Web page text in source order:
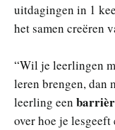
uitdagingen in 1
het samen creëren
“Wil je leerlingen
leren brengen, dan
leerling een
over hoe je lesgeeft